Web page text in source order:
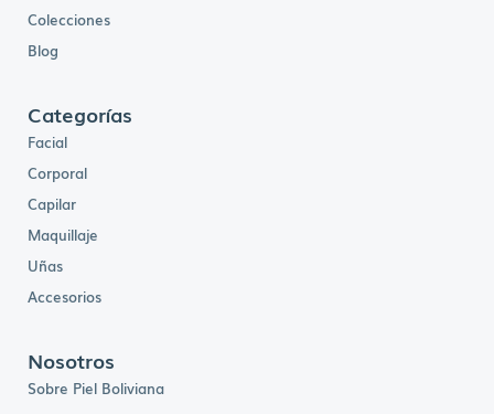
Colecciones
Blog
Categorías
Facial
Corporal
Capilar
Maquillaje
Uñas
Accesorios
Nosotros
Sobre Piel Boliviana